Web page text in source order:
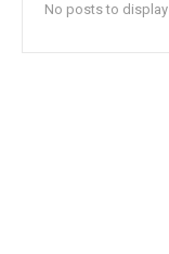
No posts to display